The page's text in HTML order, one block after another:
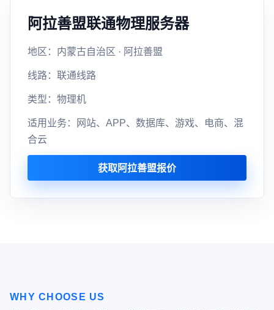
阿拉善盟联通物理服务器
地区：内蒙古自治区 · 阿拉善盟
线路：联通线路
类型：物理机
适用业务：网站、APP、数据库、游戏、电商、混
合云
获取阿拉善盟报价
WHY CHOOSE US